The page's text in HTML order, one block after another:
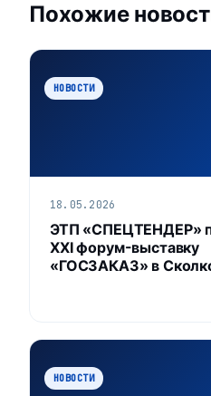
Похожие
НОВОСТИ
18.05.2026
ЭТП «СПЕЦТЕНДЕР»
XXI форум-выставку
«ГОСЗАКАЗ» в
НОВОСТИ